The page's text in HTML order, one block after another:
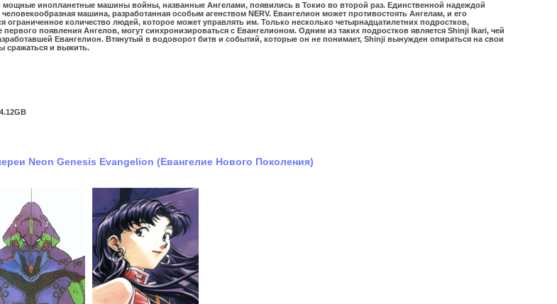
мощные инопланетные машины войны, названные Ангелами, появились в Токио во второй раз. Единственной надеждой
человекообразная машина, разработанная особым агенством NERV. Евангелион может противостоять Ангелам, и его
ограниченное количество людей, которое может управлять им. Только несколько четырнадцатилетних подростков,
появления Ангелов, могут синхронизироваться с Евангелионом. Одним из таких подростков является Shinji Ikari, чей
Евангелион. Втянутый в водоворот битв и событий, которые он не понимает, Shinji вынужден опираться на свои
сражаться и выжить.
Neon Genesis Evangelion (Евангелие Нового Поколения)